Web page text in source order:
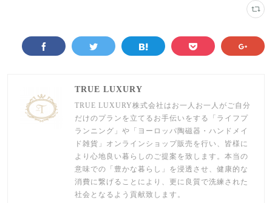
TRUE LUXURY
TRUE LUXURY株式会社はお一人お一人がご自分
だけのプランを立てるお手伝いをする「ライフプ
ランニング」や「ヨーロッパ陶磁器・ハンドメイ
ド雑貨」オンラインショップ販売を行い、皆様に
より心地良い暮らしのご提案を致します。本当の
意味での「豊かな暮らし」を浸透させ、健康的な
消費に繋げることにより、更に良質で洗練された
社会となるよう貢献致します。